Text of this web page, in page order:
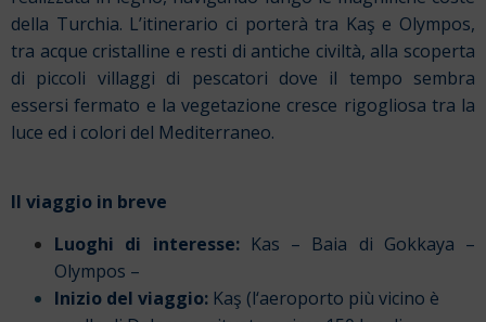
della Turchia. L’itinerario ci porterà tra Kaş e Olympos,
tra acque cristalline e resti di antiche civiltà, alla scoperta
di piccoli villaggi di pescatori dove il tempo sembra
essersi fermato e la vegetazione cresce rigogliosa tra la
luce ed i colori del Mediterraneo.
Il viaggio in breve
Luoghi di interesse:Kas – Baia di Gokkaya –
Olympos –
Inizio del viaggio: Kaş (l‘aeroporto più vicino è